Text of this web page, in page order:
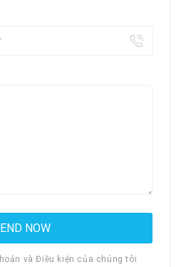
và Điều kiện của chúng tôi